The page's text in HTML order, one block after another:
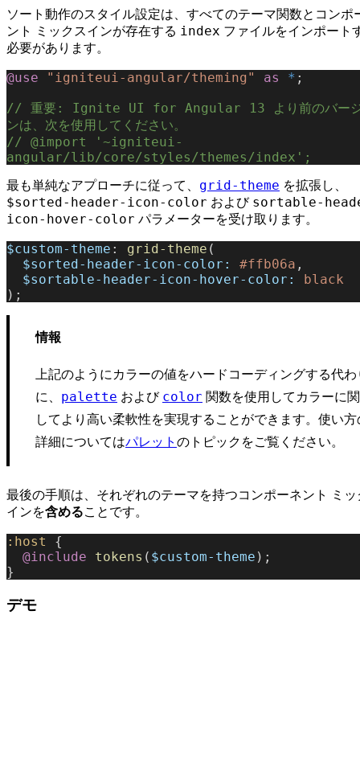
ソート動作のスタイル設定は、すべてのテーマ関数とコンポ
ント ミックスインが存在する index ファイルをインポート
必要があります。
@use "igniteui-angular/theming" as * ;
// 重要: Ignite UI for Angular 13 より前のバー
ンは、次を使用してください。
// @import '~igniteui-
angular/lib/core/styles/themes/index';
最も単純なアプローチに従って、 grid-theme を拡張し、
$sorted-header-icon-color および sortable-
icon-hover-color パラメーターを受け取ります。
$custom-theme : grid-theme (
  $sorted-header-icon-color:
#ffb06a ,
  $sortable-header-icon-hover-color:
black
);
情報
上記のようにカラーの値をハードコーディングする代わ
に、
palette および color 関数を使用してカラーに関
してより高い柔軟性を実現することができます。使い方
詳細についてはパレット のトピックをご覧ください。
最後の手順は、それぞれのテーマを持つコンポーネント ミッ
インを含めることです。
:host
{
  @include
tokens ( $custom-theme );
}
デモ